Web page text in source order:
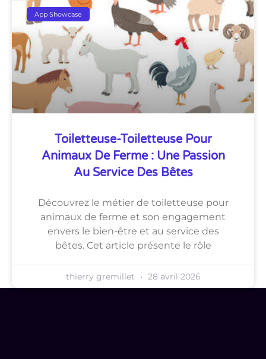
App Showcase
Toiletteuse-Toiletteuse Pour
Animaux De Ferme : Une Passion
Au Service Des Bêtes
Découvrez le métier de toiletteuse pour
animaux de ferme et son engagement
envers le bien-être et au service des
bêtes. Cet article présente le rôle
thierry gremillet 28 avril 2026